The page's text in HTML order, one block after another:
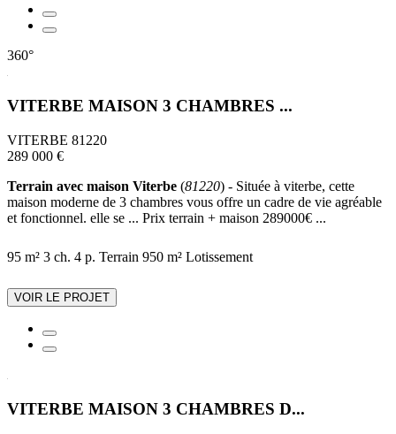
360°
VITERBE MAISON 3 CHAMBRES ...
VITERBE 81220
289 000 €
Terrain avec maison Viterbe (81220) - Située à viterbe, cette
maison moderne de 3 chambres vous offre un cadre de vie agréable
et fonctionnel. elle se ... Prix terrain + maison 289000€ ...
95 m² 3 ch. 4 p. Terrain 950 m² Lotissement
VOIR LE PROJET
VITERBE MAISON 3 CHAMBRES D...